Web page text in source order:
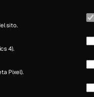
sito.
4).
Pixel).